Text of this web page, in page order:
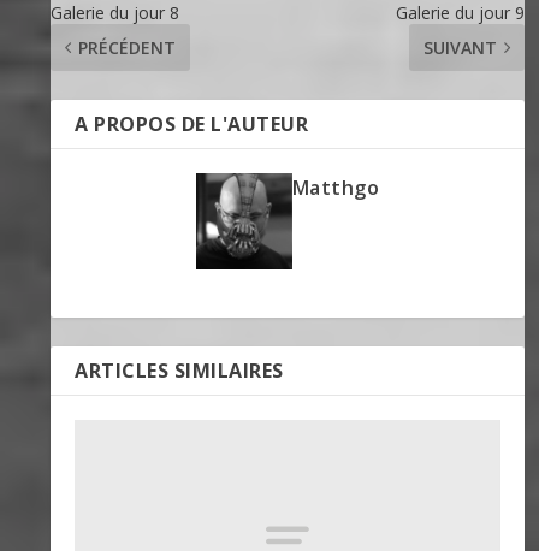
Galerie du jour 8
PRÉCÉDENT
Galerie du jour 9
SUIVANT
A PROPOS DE L'AUTEUR
Matthgo
ARTICLES SIMILAIRES